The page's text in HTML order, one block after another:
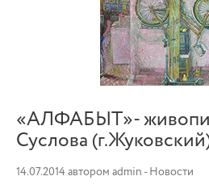
«АЛФАБЫТ»-
Суслова
14.07.2014автором admin -Новости